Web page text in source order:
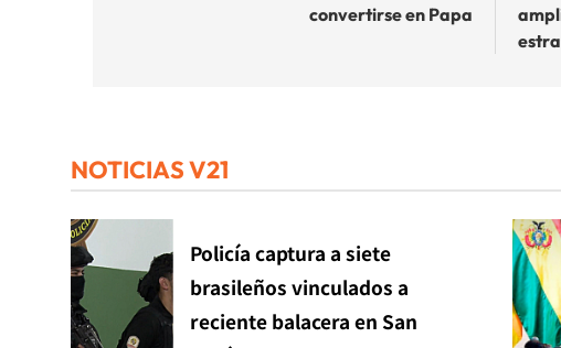
convertirse en Papa
NOTICIAS V21
Policía captura a siete
brasileños vinculados a
reciente balacera en San